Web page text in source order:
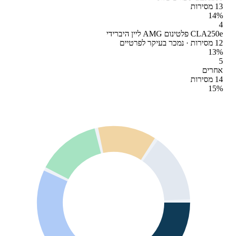
13 מסירות
14%
4
CLA250e פלטינום AMG ליין היברידי
12 מסירות · נמכר בעיקר לפרטיים
13%
5
אחרים
14 מסירות
15%